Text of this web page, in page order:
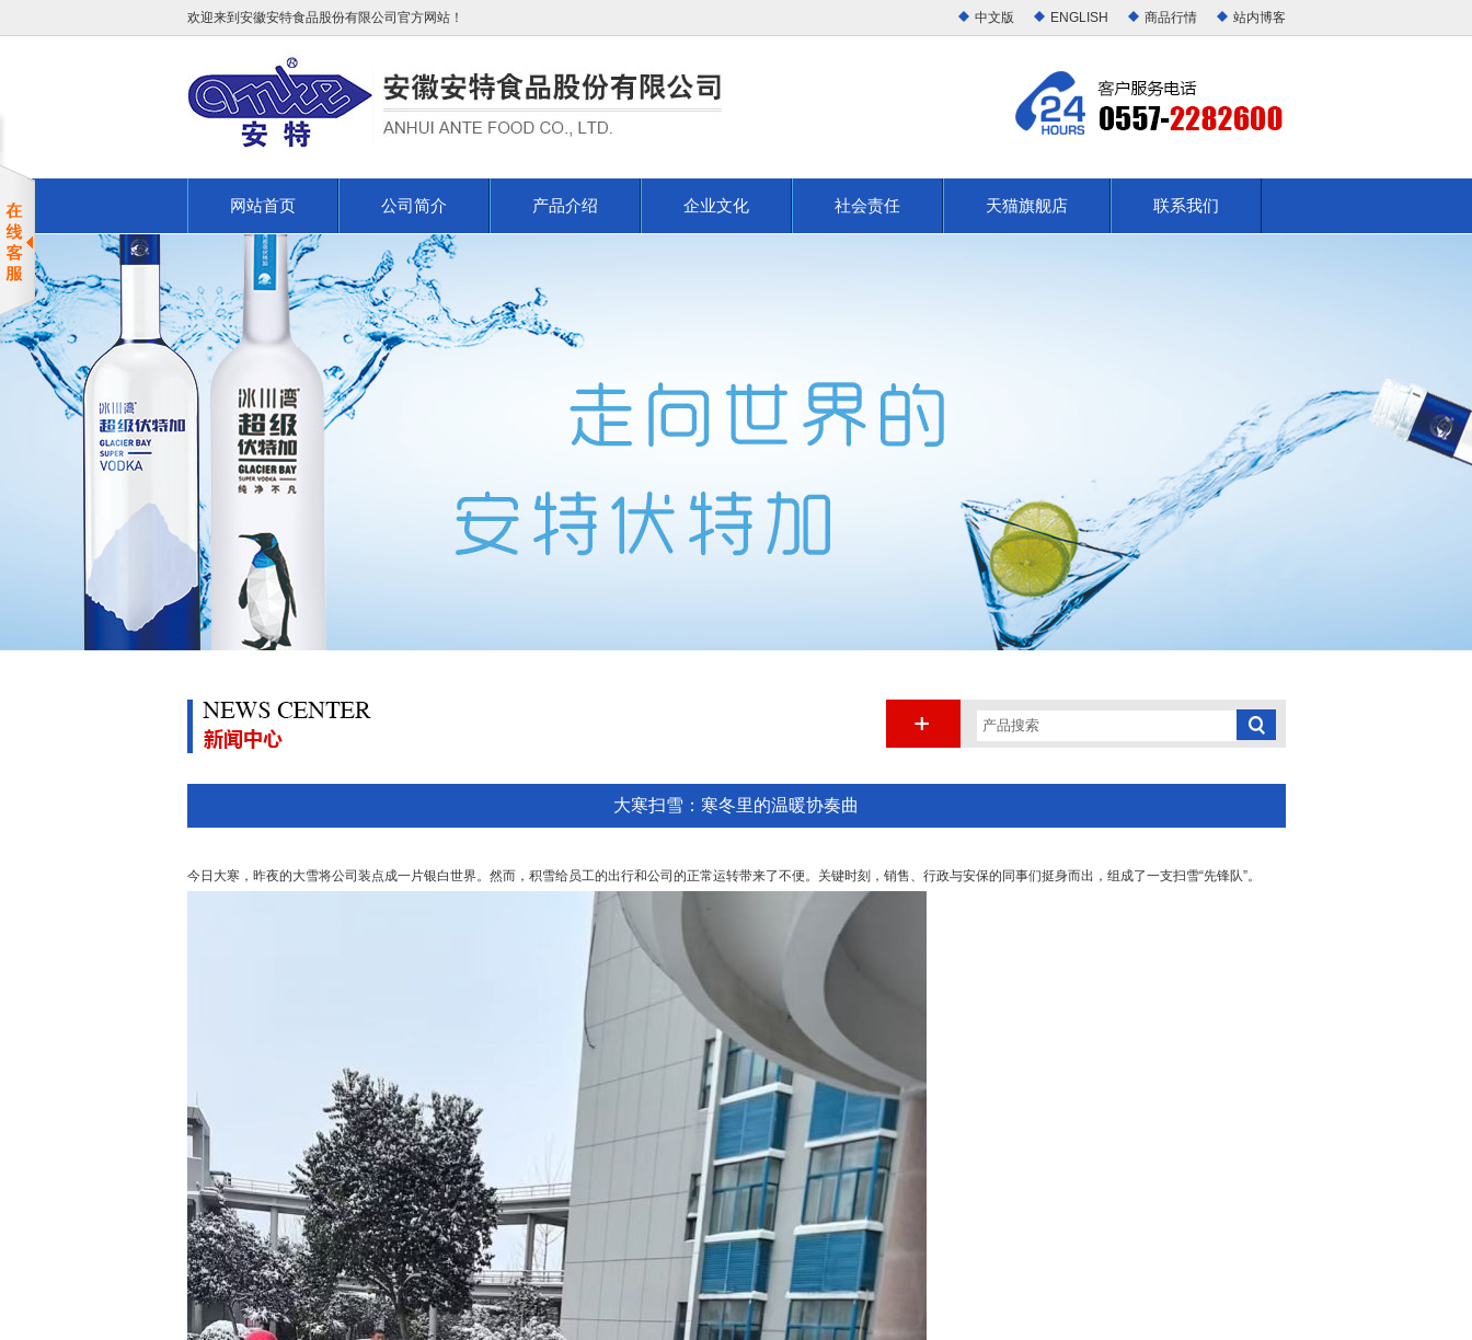
欢迎来到安徽安特食品股份有限公司官方网站！ 中文版 ENGLISH 商品行情 站内博客
网站首页 公司简介 产品介绍 企业文化 社会责任 天猫旗舰店 联系我们
大寒扫雪：寒冬里的温暖协奏曲
今日大寒，昨夜的大雪将公司装点成一片银白世界。然而，积雪给员工的出行和公司的正常运转带来了不便。关键时刻，销售、行政与安保的同事们挺身而出，组成了一支扫雪“先锋队”。